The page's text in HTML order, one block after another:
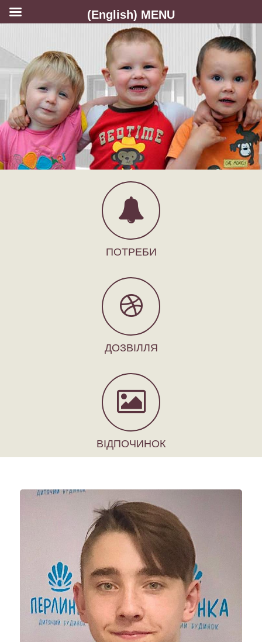
ПОТРЕБИ
ДОЗВІЛЛЯ
ВІДПОЧИНОК
(English) MENU